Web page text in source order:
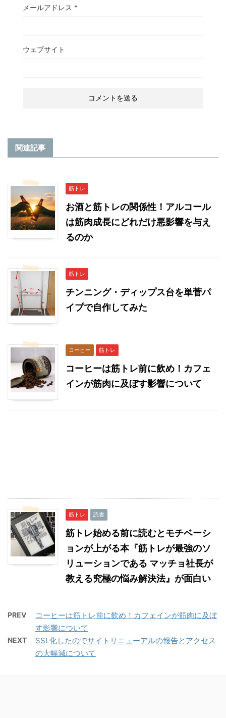
メールアドレス *
ウェブサイト
関連記事
筋トレ
お酒と筋トレの関係性！アルコール
は筋肉成長にどれだけ悪影響を与え
るのか
筋トレ
チンニング・ディップス台を単菅パ
イプで自作してみた
コーヒー 筋トレ
コーヒーは筋トレ前に飲め！カフェ
インが筋肉に及ぼす影響について
筋トレ 読書
筋トレ始める前に読むとモチベーシ
ョンが上がる本『筋トレが最強のソ
リューションである マッチョ社長が
教える究極の悩み解決法』が面白い
PREV
コーヒーは筋トレ前に飲め！カフェインが筋肉に及ぼ
す影響について
NEXT
SSL化したのでサイトリニューアルの報告とアクセス
の大幅減について